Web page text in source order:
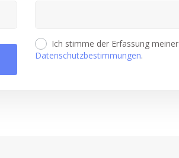
Ich stimme der Erfassung
Datenschutzbestimmungen.